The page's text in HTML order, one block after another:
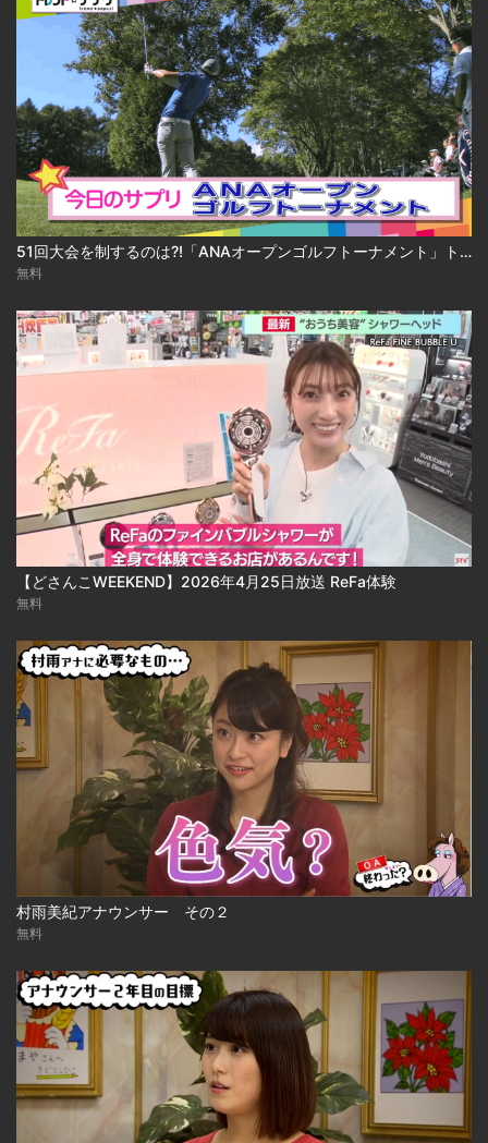
51回大会を制するのは?!「ANAオープンゴルフトーナメント」トレンド☆サプリ#169
無料
【どさんこWEEKEND】2026年4月25日放送 ReFa体験
無料
村雨美紀アナウンサー その２
無料